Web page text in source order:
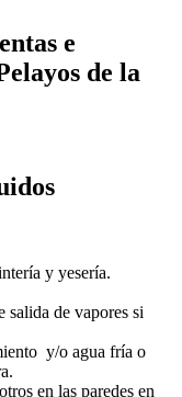
e
de la
y yesería.
salida de vapores si
y/o agua fría o
en las paredes en